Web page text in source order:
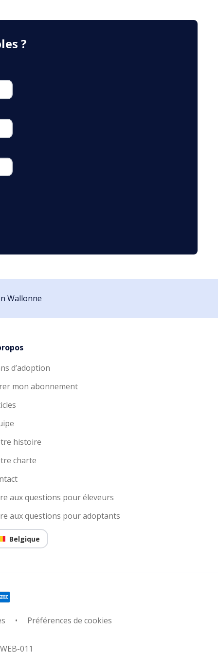
?
Wallonne
d’adoption
mon abonnement
histoire
charte
aux questions pour éleveurs
aux questions pour adoptants
Belgique
Préférences de cookies
011